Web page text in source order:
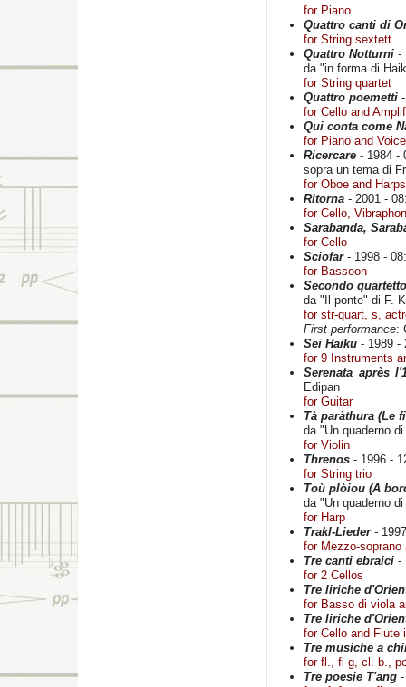
for Piano
Quattro canti di
for String sextett
Quattro Notturni -
da "in forma di
for String quartet
Quattro poemetti
for Cello and
Qui conta come
for Piano and
Ricercare - 1984 -
sopra un tema di
for Oboe and
Ritorna - 2001 -
for Cello,
Sarabanda,
for Cello
Sciofar- 1998 -
for Bassoon
Secondo
da "Il ponte" di F.
for str-quart, s,
First performance:
Sei Haiku - 1989 -
for 9 Instruments
Serenata après
Edipan
for Guitar
Tà paràthura (Le
da "Un quaderno
for Violin
Threnos - 1996 -
for String trio
Toù plòiou (A
da "Un quaderno
for Harp
Trakl-Lieder-
for Mezzo-soprano
Tre canti ebraici -
for 2 Cellos
Tre liriche
for Basso di viola
Tre liriche
for Cello and Flute
Tre musiche a
for fl., fl g, cl. b.,
Tre poesie T'ang